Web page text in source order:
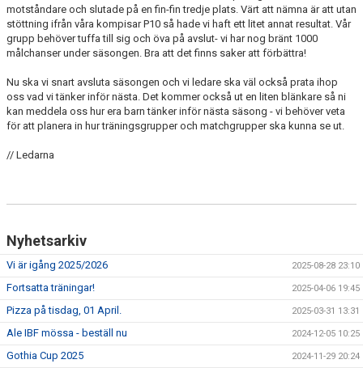
motståndare och slutade på en fin-fin tredje plats. Värt att nämna är att utan
stöttning ifrån våra kompisar P10 så hade vi haft ett litet annat resultat. Vår
grupp behöver tuffa till sig och öva på avslut- vi har nog bränt 1000
målchanser under säsongen. Bra att det finns saker att förbättra!
Nu ska vi snart avsluta säsongen och vi ledare ska väl också prata ihop
oss vad vi tänker inför nästa. Det kommer också ut en liten blänkare så ni
kan meddela oss hur era barn tänker inför nästa säsong - vi behöver veta
för att planera in hur träningsgrupper och matchgrupper ska kunna se ut.
// Ledarna
Nyhetsarkiv
Vi är igång 2025/2026 2025-08-28 23:10
Fortsatta träningar! 2025-04-06 19:45
Pizza på tisdag, 01 April. 2025-03-31 13:31
Ale IBF mössa - beställ nu 2024-12-05 10:25
Gothia Cup 2025 2024-11-29 20:24